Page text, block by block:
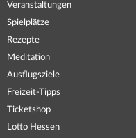
Veranstaltungen
Spielplätze
Rezepte
Meditation
Ausflugsziele
Freizeit-Tipps
Ticketshop
Lotto Hessen